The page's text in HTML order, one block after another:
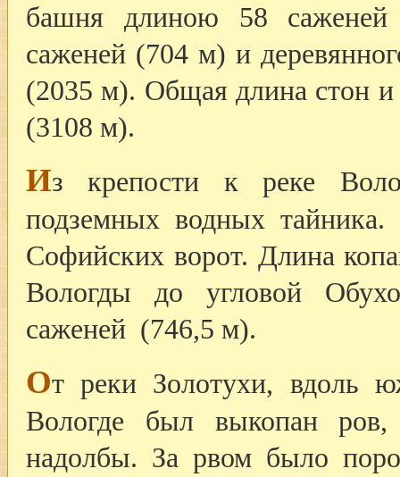
башня длиною 58
саженей (704 м) и
(2035 м). Общая длина стон и
(3108 м).
Из крепости к реке
подземных водных
Софийских ворот. Длина
Вологды до угловой
саженей (746,5 м).
От реки Золотухи, вдоль
Вологде был выкопан
надолбы. За рвом было